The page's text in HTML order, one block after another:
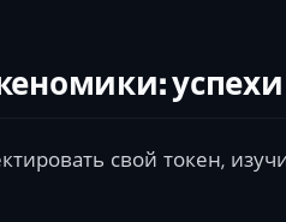
свой токен,